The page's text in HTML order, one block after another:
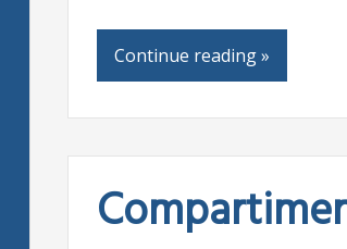
Continue reading »